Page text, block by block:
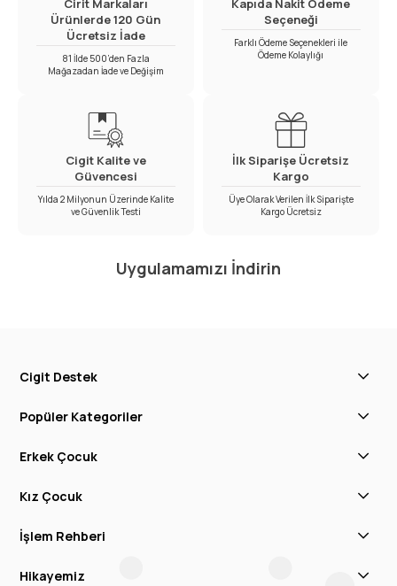
Cirit Markaları
Ürünlerde 120 Gün
Ücretsiz İade
81 İlde 500’den Fazla
Mağazadan İade ve Değişim
Kapıda Nakit Ödeme
Seçeneği
Farklı Ödeme Seçenekleri ile
Ödeme Kolaylığı
Cigit Kalite ve
Güvencesi
Yılda 2 Milyonun Üzerinde Kalite
ve Güvenlik Testi
İlk Siparişe Ücretsiz
Kargo
Üye Olarak Verilen İlk Siparişte
Kargo Ücretsiz
Uygulamamızı İndirin
Cigit Destek
Popüler Kategoriler
Erkek Çocuk
Kız Çocuk
İşlem Rehberi
Hikayemiz